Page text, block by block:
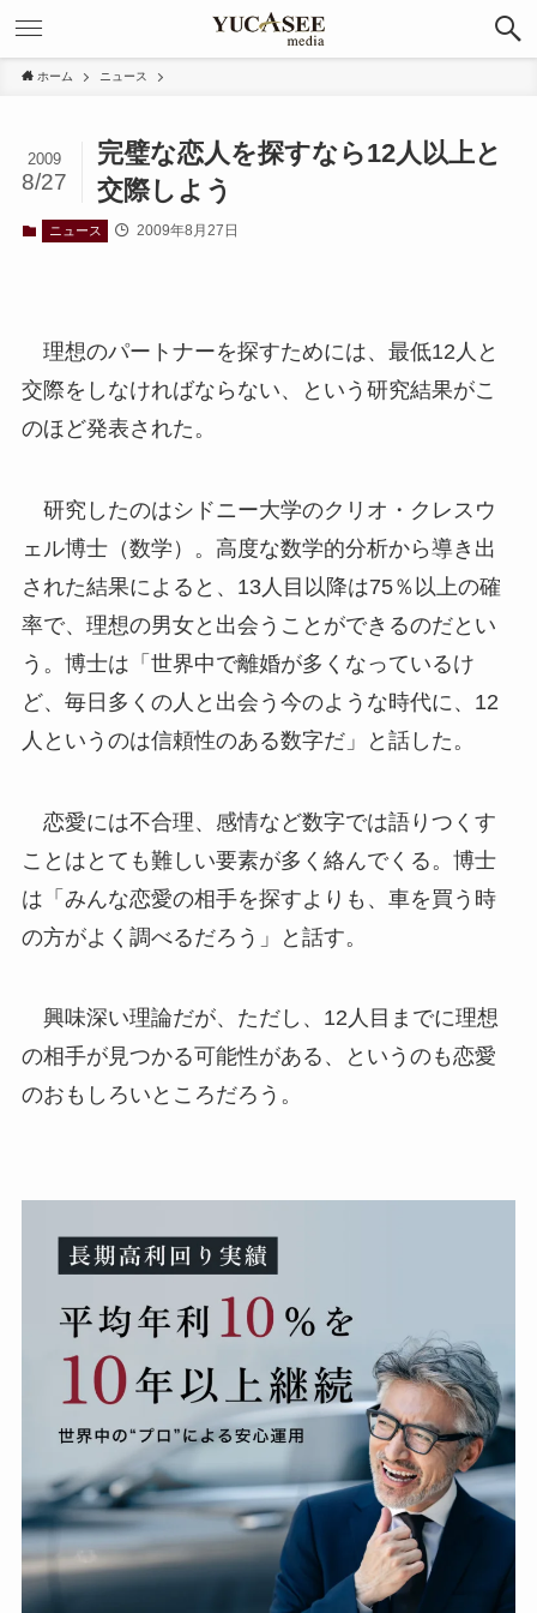
ホーム ニュース
完璧な恋人を探すなら12人以上と
交際しよう
2009
8/27
ニュース 2009年8月27日
理想のパートナーを探すためには、最低12人と
交際をしなければならない、という研究結果がこ
のほど発表された。
研究したのはシドニー大学のクリオ・クレスウ
ェル博士（数学）。高度な数学的分析から導き出
された結果によると、13人目以降は75％以上の確
率で、理想の男女と出会うことができるのだとい
う。博士は「世界中で離婚が多くなっているけ
ど、毎日多くの人と出会う今のような時代に、12
人というのは信頼性のある数字だ」と話した。
恋愛には不合理、感情など数字では語りつくす
ことはとても難しい要素が多く絡んでくる。博士
は「みんな恋愛の相手を探すよりも、車を買う時
の方がよく調べるだろう」と話す。
興味深い理論だが、ただし、12人目までに理想
の相手が見つかる可能性がある、というのも恋愛
のおもしろいところだろう。